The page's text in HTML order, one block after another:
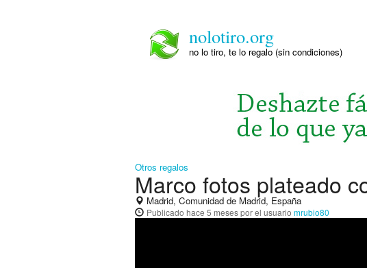
nolotiro.org
no lo tiro, te lo regalo (sin condiciones)
Otros regalos
Marco fotos plateado
Madrid, Comunidad de Madrid, España
Publicado hace 5 mesespor el usuario mrubio80